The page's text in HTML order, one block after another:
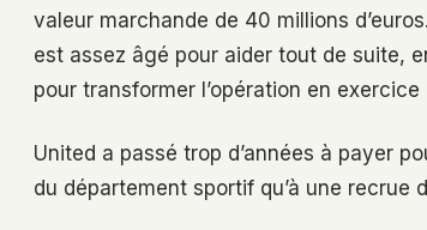
valeur marchande de 40 millions
est assez âgé pour aider tout de suite,
pour transformer l’opération en exercice
United a passé trop d’années à payer
du département sportif qu’à une recrue